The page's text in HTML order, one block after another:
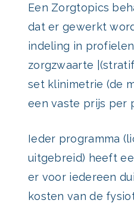
Een Zorgtopics
dat er gewerkt
indeling in
zorgzwaarte
set klinimetrie (de
een vaste prijs per
Ieder programma
uitgebreid) heeft
er voor iedereen
kosten van de